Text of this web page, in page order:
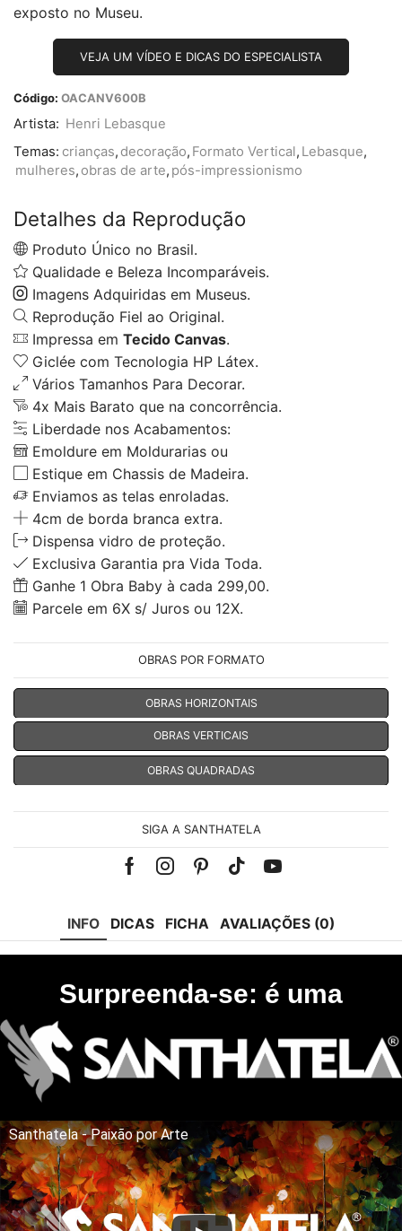
exposto no Museu.
VEJA UM VÍDEO E DICAS DO ESPECIALISTA
Código: OACANV600B
Artista: Henri Lebasque
Temas: crianças, decoração, Formato Vertical, Lebasque,
mulheres, obras de arte, pós-impressionismo
Detalhes da Reprodução
Produto Único no Brasil.
Qualidade e Beleza Incomparáveis.
Imagens Adquiridas em Museus.
Reprodução Fiel ao Original.
Impressa em Tecido Canvas.
Giclée com Tecnologia HP Látex.
Vários Tamanhos Para Decorar.
4x Mais Barato que na concorrência.
Liberdade nos Acabamentos:
Emoldure em Moldurarias ou
Estique em Chassis de Madeira.
Enviamos as telas enroladas.
4cm de borda branca extra.
Dispensa vidro de proteção.
Exclusiva Garantia pra Vida Toda.
Ganhe 1 Obra Baby à cada 299,00.
Parcele em 6X s/ Juros ou 12X.
OBRAS POR FORMATO
OBRAS HORIZONTAIS
OBRAS VERTICAIS
OBRAS QUADRADAS
SIGA A SANTHATELA
FacebookInstagramPinterest
Tik-Youtube
INFO DICAS FICHA AVALIAÇÕES (0)
Surpreenda-se: é uma
Santhatela - Paixão por Arte